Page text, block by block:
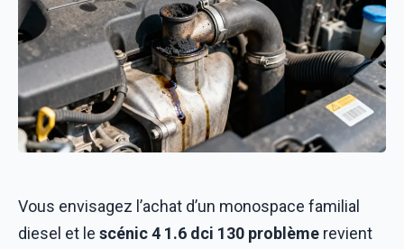
Vous envisagez l’achat d’un monospace familial
diesel et le scénic 4 1.6 dci 130 problème revient